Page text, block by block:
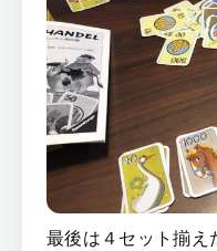
最後は４セット揃え